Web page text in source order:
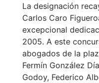
La designación
Carlos Caro
excepcional
2005. A este
abogados de la
Fermín González
Godoy, Federico